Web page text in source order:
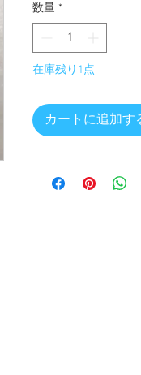
数量 *
在庫残り1点
カートに追加す